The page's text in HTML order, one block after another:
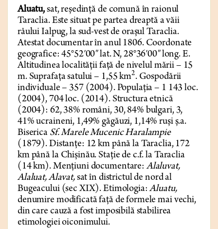
Aluatu,sat, reședință de comună în raionul
Taraclia. Este situat pe partea dreaptă a văii
râului Ialpug, la sud-vest de orașul Taraclia.
Atestat documentar în anul 1806. Coordonate
geografice: 45°52′00″ lat. N, 28°36′00″ long. E.
Altitudinea localității față de nivelul mării – 15
m. Suprafața satului – 1,55 km2. Gospodării
individuale – 357 (2004). Populația – 1 143 loc.
(2004), 704 loc. (2014). Structura etnică
(2004): 62, 38% români, 30, 84% bulgari, 3,
41% ucraineni, 1,49% găgăuzi, 1,14% ruși ș.a.
Biserica Sf. Marele Mucenic Haralampie
(1879). Distanțe: 12 km până la Taraclia, 172
km până la Chișinău. Stație de c.f. la Taraclia
(14 km). Mențiuni documentare:Alaluvat,
Alaluat, Alavat,sat în districtul de nord al
Bugeacului (sec XIX). Etimologia:Aluatu,
denumire modificată față de formele mai vechi,
din care cauză a fost imposibilă stabilirea
etimologiei oiconimului.